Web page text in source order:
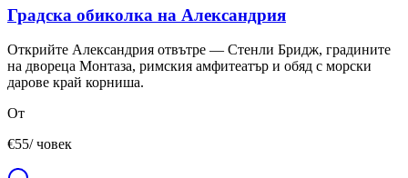
Градска обиколка на Александрия
Открийте Александрия отвътре — Стенли Бридж, градините
на двореца Монтаза, римския амфитеатър и обяд с морски
дарове край корниша.
От
€55/ човек